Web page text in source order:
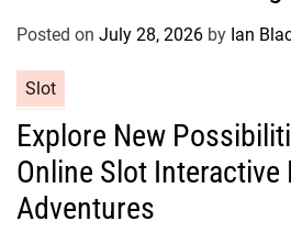
o
e
s
Posted on July 28, 2026 by Ian
a
e
g
o
Slot
Explore New
Online Slot Interactive
Adventures